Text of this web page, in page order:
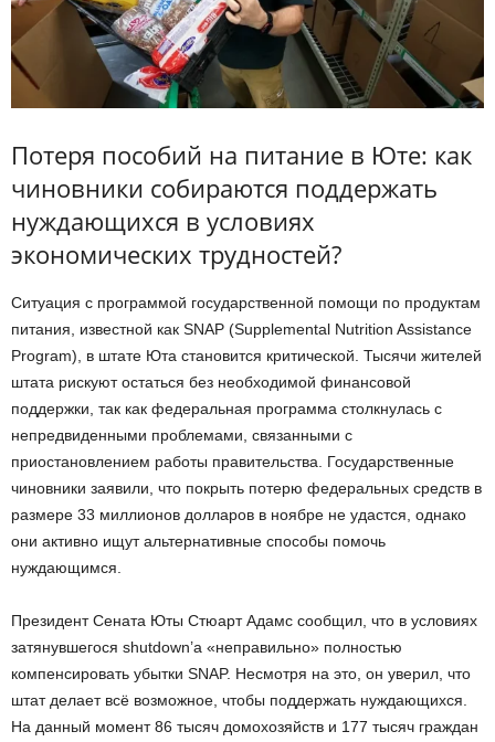
Потеря пособий на питание в Юте: как
чиновники собираются поддержать
нуждающихся в условиях
экономических трудностей?
Ситуация с программой государственной помощи по продуктам
питания, известной как SNAP (Supplemental Nutrition Assistance
Program), в штате Юта становится критической. Тысячи жителей
штата рискуют остаться без необходимой финансовой
поддержки, так как федеральная программа столкнулась с
непредвиденными проблемами, связанными с
приостановлением работы правительства. Государственные
чиновники заявили, что покрыть потерю федеральных средств в
размере 33 миллионов долларов в ноябре не удастся, однако
они активно ищут альтернативные способы помочь
нуждающимся.
Президент Сената Юты Стюарт Адамс сообщил, что в условиях
затянувшегося shutdown’а «неправильно» полностью
компенсировать убытки SNAP. Несмотря на это, он уверил, что
штат делает всё возможное, чтобы поддержать нуждающихся.
На данный момент 86 тысяч домохозяйств и 177 тысяч граждан